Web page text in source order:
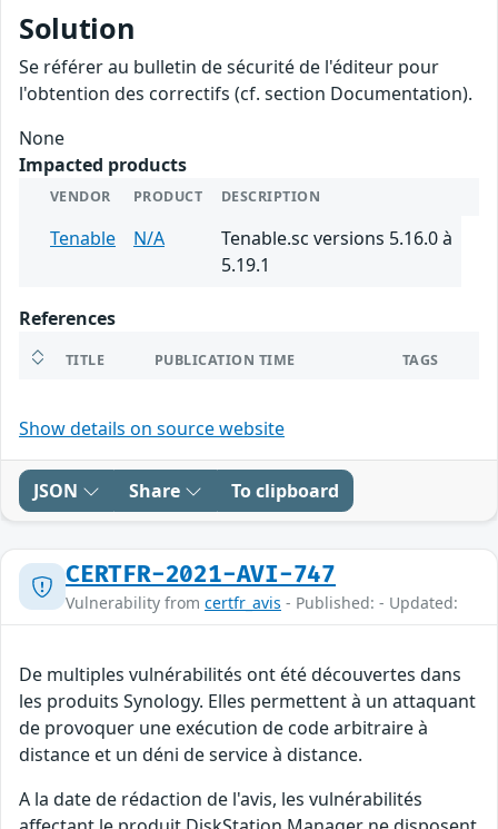
Solution
Se référer au bulletin de sécurité de l'éditeur pour
l'obtention des correctifs (cf. section Documentation).
None
Impacted products
VENDOR PRODUCT DESCRIPTION
Tenable N/A
Tenable.sc versions 5.16.0 à
5.19.1
References
TITLE PUBLICATION TIME TAGS
Show details on source website
JSON Share To clipboard
CERTFR-2021-AVI-747
Vulnerability from certfr_avis - Published: - Updated:
De multiples vulnérabilités ont été découvertes dans
les produits Synology. Elles permettent à un attaquant
de provoquer une exécution de code arbitraire à
distance et un déni de service à distance.
A la date de rédaction de l'avis, les vulnérabilités